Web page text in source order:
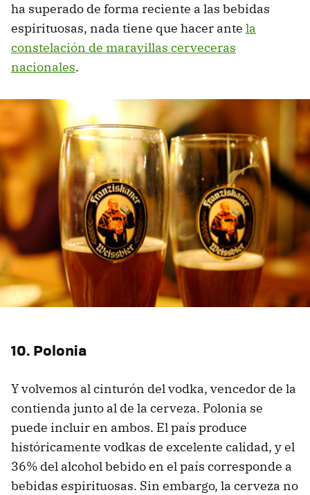
ha superado de forma reciente a las bebidas
espirituosas, nada tiene que hacer ante la
constelación de maravillas cerveceras
nacionales.
10. Polonia
Y volvemos al cinturón del vodka, vencedor de la
contienda junto al de la cerveza. Polonia se
puede incluir en ambos. El país produce
históricamente vodkas de excelente calidad, y el
36% del alcohol bebido en el país corresponde a
bebidas espirituosas. Sin embargo, la cerveza no